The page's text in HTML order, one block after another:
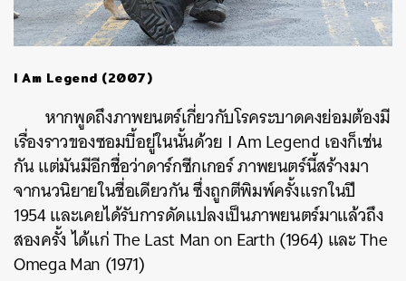
I Am Legend (2007)
หากพูดถึงภาพยนตร์เกี่ยวกับโรคระบาดคงย่อมต้องมี
เรื่องราวของซอมบี้อยู่ในนั้นด้วย I Am Legend เองก็เช่น
กัน แต่มันมีอีกชื่อว่าดาร์กซีกเกอร์ ภาพยนตร์นี้สร้างมา
จากนวนิยายในชื่อเดียวกัน ซึ่งถูกตีพิมพ์ครั้งแรกในปี
1954 และเคยได้รับการดัดแปลงเป็นภาพยนตร์มาแล้วถึง
สองครั้ง ได้แก่ The Last Man on Earth (1964) และ The
Omega Man (1971)